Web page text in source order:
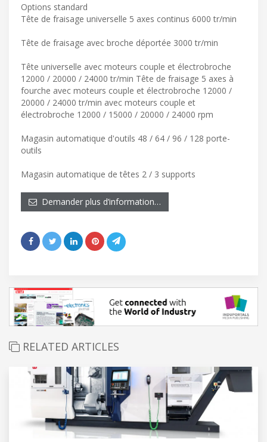
Options standard
Tête de fraisage universelle 5 axes continus 6000 tr/min
Tête de fraisage avec broche déportée 3000 tr/min
Tête universelle avec moteurs couple et électrobroche
12000 / 20000 / 24000 tr/min Tête de fraisage 5 axes à
fourche avec moteurs couple et électrobroche 12000 /
20000 / 24000 tr/min avec moteurs couple et
électrobroche 12000 / 15000 / 20000 / 24000 rpm
Magasin automatique d'outils 48 / 64 / 96 / 128 porte-
outils
Magasin automatique de têtes 2 / 3 supports
Demander plus d’information…
RELATED ARTICLES